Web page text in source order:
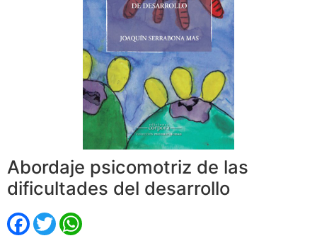
Abordaje psicomotriz de las
dificultades del desarrollo
Facebook
Twitter